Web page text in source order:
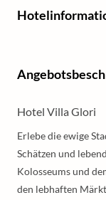
Hotel Villa Glori
Erlebe die ewige
Schätzen und
Kolosseums und
den lebhaften